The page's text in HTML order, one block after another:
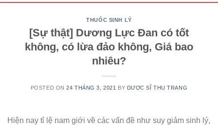
THUỐC SINH LÝ
[Sự thật] Dương Lực Đan có tốt
không, có lừa đảo không, Giá bao
nhiêu?
POSTED ON24 THÁNG 3, 2021 BY DƯỢC SĨ THU TRANG
Hiện nay tỉ lệ nam giới về các vấn đề như suy giảm sinh lý,